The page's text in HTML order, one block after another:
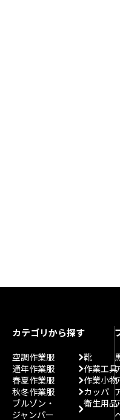
カテゴリから探す
空調作業服
通年作業服
春夏作業服
秋冬作業服
ブルゾン・
ジャンパー
靴
作業工具
作業小物
カッパ
衛生用品